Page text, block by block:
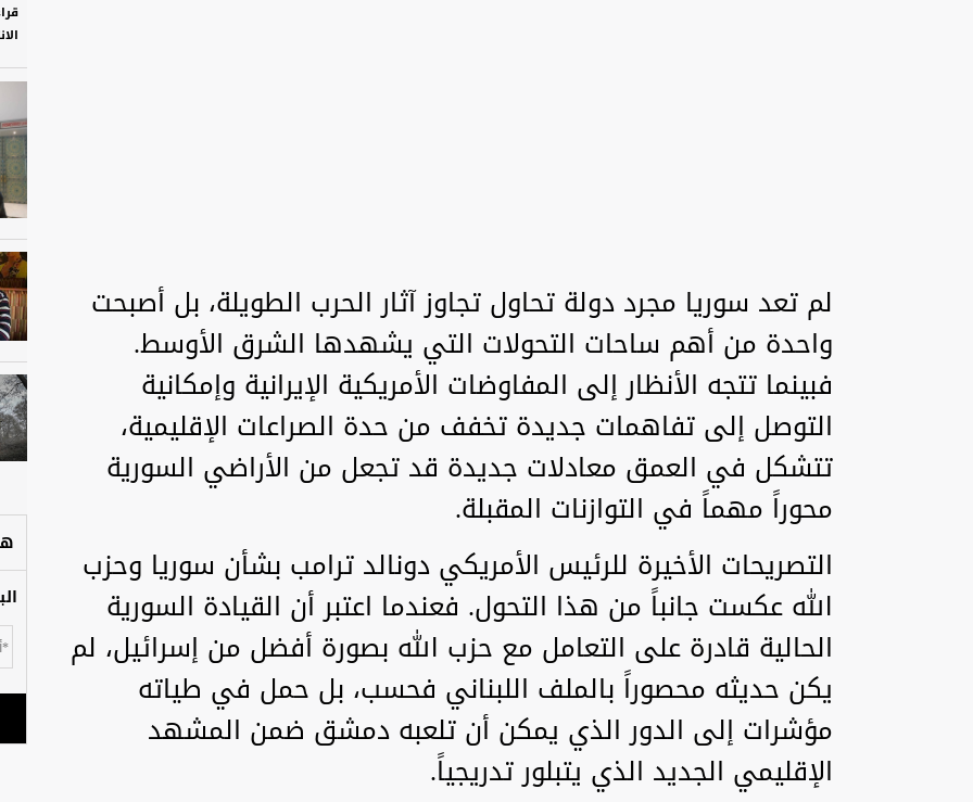
‏لم تعد سوريا مجرد دولة تحاول تجاوز آثار الحرب الطويلة، بل أصبحت
واحدة من أهم ساحات التحولات التي يشهدها الشرق الأوسط.
فبينما تتجه الأنظار إلى المفاوضات الأمريكية الإيرانية وإمكانية
التوصل إلى تفاهمات جديدة تخفف من حدة الصراعات الإقليمية،
تتشكل في العمق معادلات جديدة قد تجعل من الأراضي السورية
محوراً مهماً في التوازنات المقبلة.
‏التصريحات الأخيرة للرئيس الأمريكي دونالد ترامب بشأن سوريا وحزب
الله عكست جانباً من هذا التحول. فعندما اعتبر أن القيادة السورية
الحالية قادرة على التعامل مع حزب الله بصورة أفضل من إسرائيل، لم
يكن حديثه محصوراً بالملف اللبناني فحسب، بل حمل في طياته
مؤشرات إلى الدور الذي يمكن أن تلعبه دمشق ضمن المشهد
الإقليمي الجديد الذي يتبلور تدريجياً.